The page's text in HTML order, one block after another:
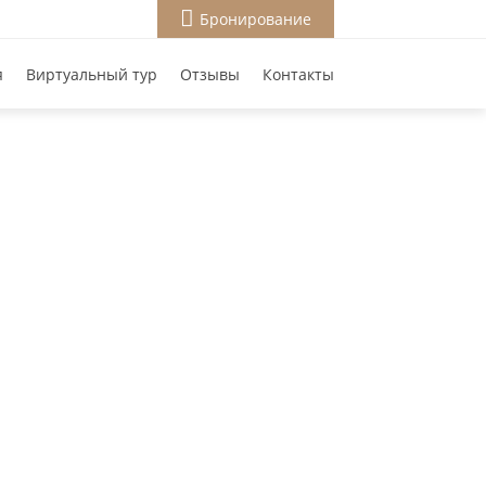
Бронирование
Виртуальный тур Отзывы Контакты